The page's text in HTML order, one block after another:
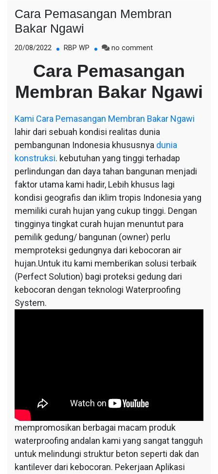
Cara Pemasangan Membran
Bakar Ngawi
20/08/2022 RBP WP no commenton
Pemasangan
Membran
Bakar
Ngawi
Cara Pemasangan
Membran Bakar Ngawi
Kami Cara Pemasangan Membran Bakar Ngawi
lahir dari sebuah kondisi realitas dunia
pembangunan Indonesia khususnya dunia
konstruksi. kebutuhan yang tinggi terhadap
perlindungan dan daya tahan bangunan menjadi
faktor utama kami hadir, Lebih khusus lagi
kondisi geografis dan iklim tropis Indonesia yang
memiliki curah hujan yang cukup tinggi. Dengan
tingginya tingkat curah hujan menuntut para
pemilik gedung/ bangunan (owner) perlu
memproteksi gedungnya dari kebocoran air
hujan.Untuk itu kami memberikan solusi terbaik
(Perfect Solution) bagi proteksi gedung dari
kebocoran dengan teknologi Waterproofing
System.
mempromosikan berbagai macam produk
waterproofing andalan kami yang sangat tangguh
untuk melindungi struktur beton seperti dak dan
kantilever dari kebocoran. Pekerjaan Aplikasi